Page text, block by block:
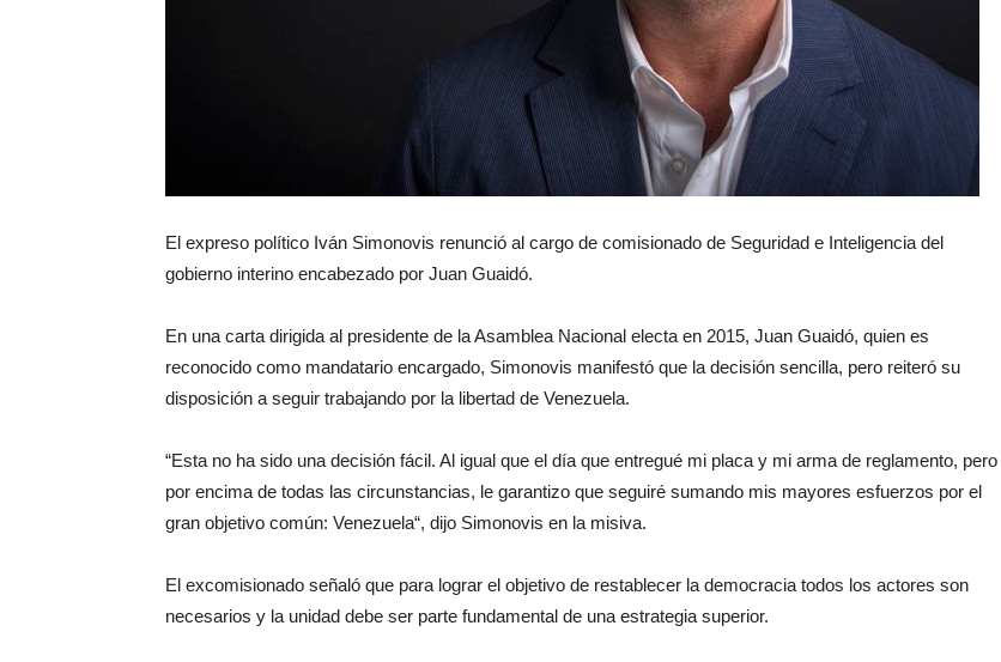
El expreso político Iván Simonovis renunció al cargo de comisionado de Seguridad e Inteligencia del
gobierno interino encabezado por Juan Guaidó.
En una carta dirigida al presidente de la Asamblea Nacional electa en 2015, Juan Guaidó, quien es
reconocido como mandatario encargado, Simonovis manifestó que la decisión sencilla, pero reiteró su
disposición a seguir trabajando por la libertad de Venezuela.
“Esta no ha sido una decisión fácil. Al igual que el día que entregué mi placa y mi arma de reglamento, pero
por encima de todas las circunstancias, le garantizo que seguiré sumando mis mayores esfuerzos por el
gran objetivo común: Venezuela“, dijo Simonovis en la misiva.
El excomisionado señaló que para lograr el objetivo de restablecer la democracia todos los actores son
necesarios y la unidad debe ser parte fundamental de una estrategia superior.